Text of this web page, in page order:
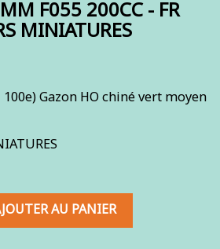
F055 200CC - FR
MINIATURES
Gazon HO chiné vert moyen
AU PANIER